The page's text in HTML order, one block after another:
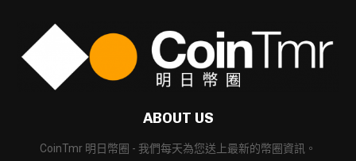
ABOUT US
CoinTmr 明日幣圈 - 我們每天為您送上最新的幣圈資訊。